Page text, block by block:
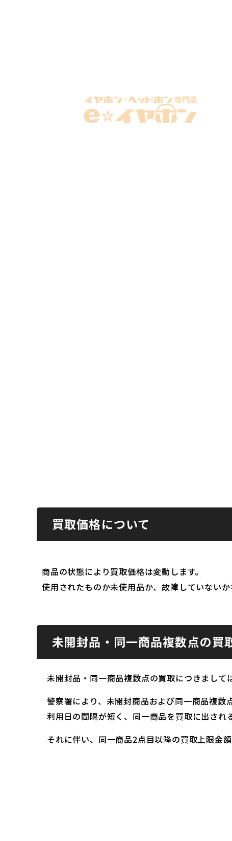
買取価格について
商品の状態により買取価格は変動します。
使用されたものか未使用品か、故障していない
未開封品・同一商品複数点の買
未開封品・同一商品複数点の買取につきまして
警察署により、未開封商品および同一商品複
利用日の間隔が短く、同一商品を買取に出され
それに伴い、同一商品2点目以降の買取上限金